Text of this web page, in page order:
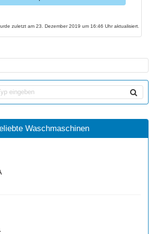
zuletzt am 23. Dezember 2019 um 16:46 Uhr aktualisiert.
Waschmaschinen